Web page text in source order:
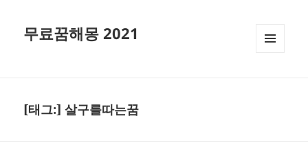
무료꿈해몽 2021
[태그:]살구를따는꿈